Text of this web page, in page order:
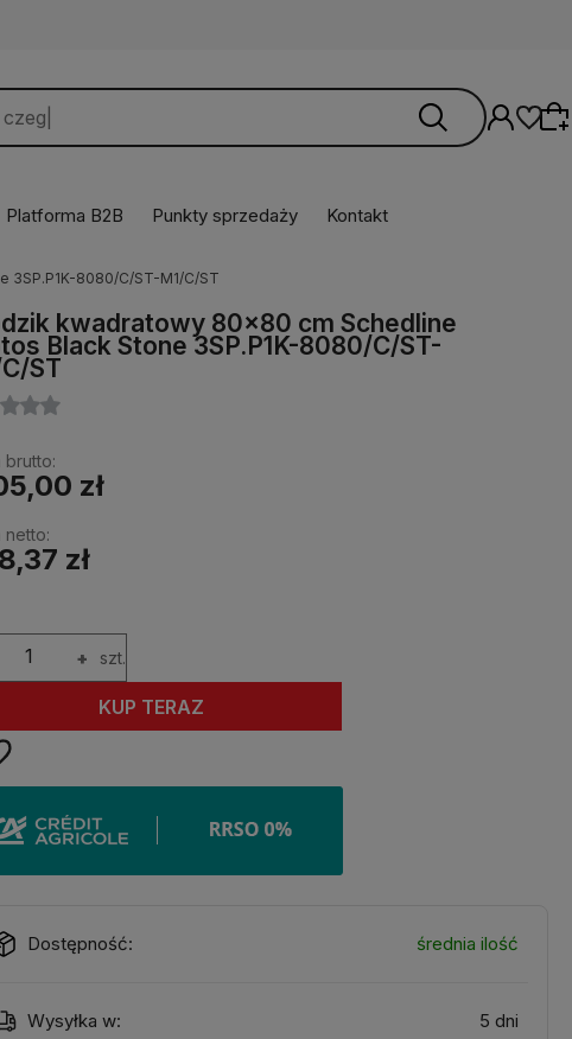
oferty lub zaloguj się, aby przywrócić dodane
produkty do listy z poprzedniej sesji.
Platforma B2B Punkty sprzedaży Kontakt
3SP.P1K-8080/C/ST-M1/C/ST
kwadratowy 80x80 cm Schedline
Black Stone 3SP.P1K-8080/C/ST-
ST
brutto:
zł
netto:
zł
+ szt.
KUP TERAZ
Dostępność: średnia ilość
Wysyłka w: 5 dni